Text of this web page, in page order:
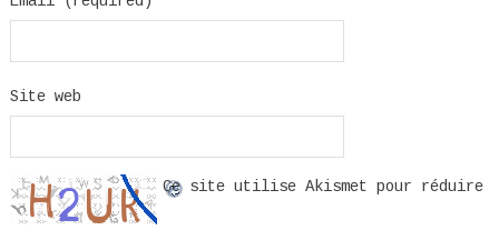
Site web
Ce site utilise Akismet pour réduire